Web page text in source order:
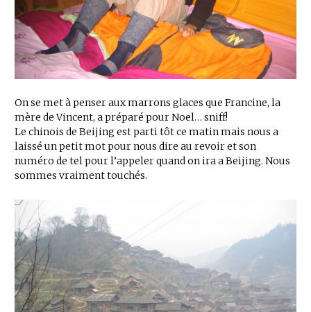
On se met à penser aux marrons glaces que Francine, la
mère de Vincent, a préparé pour Noel… sniff!
Le chinois de Beijing est parti tôt ce matin mais nous a
laissé un petit mot pour nous dire au revoir et son
numéro de tel pour l’appeler quand on ira a Beijing. Nous
sommes vraiment touchés.